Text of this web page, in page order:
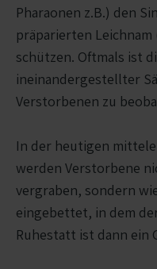
Pharaonen z.B.) den
präparierten
schützen. Oftmals ist
ineinandergestellter
Verstorbenen zu
In der heutigen
werden Verstorbene
vergraben, sondern
eingebettet, in dem
Ruhestatt ist dann ein